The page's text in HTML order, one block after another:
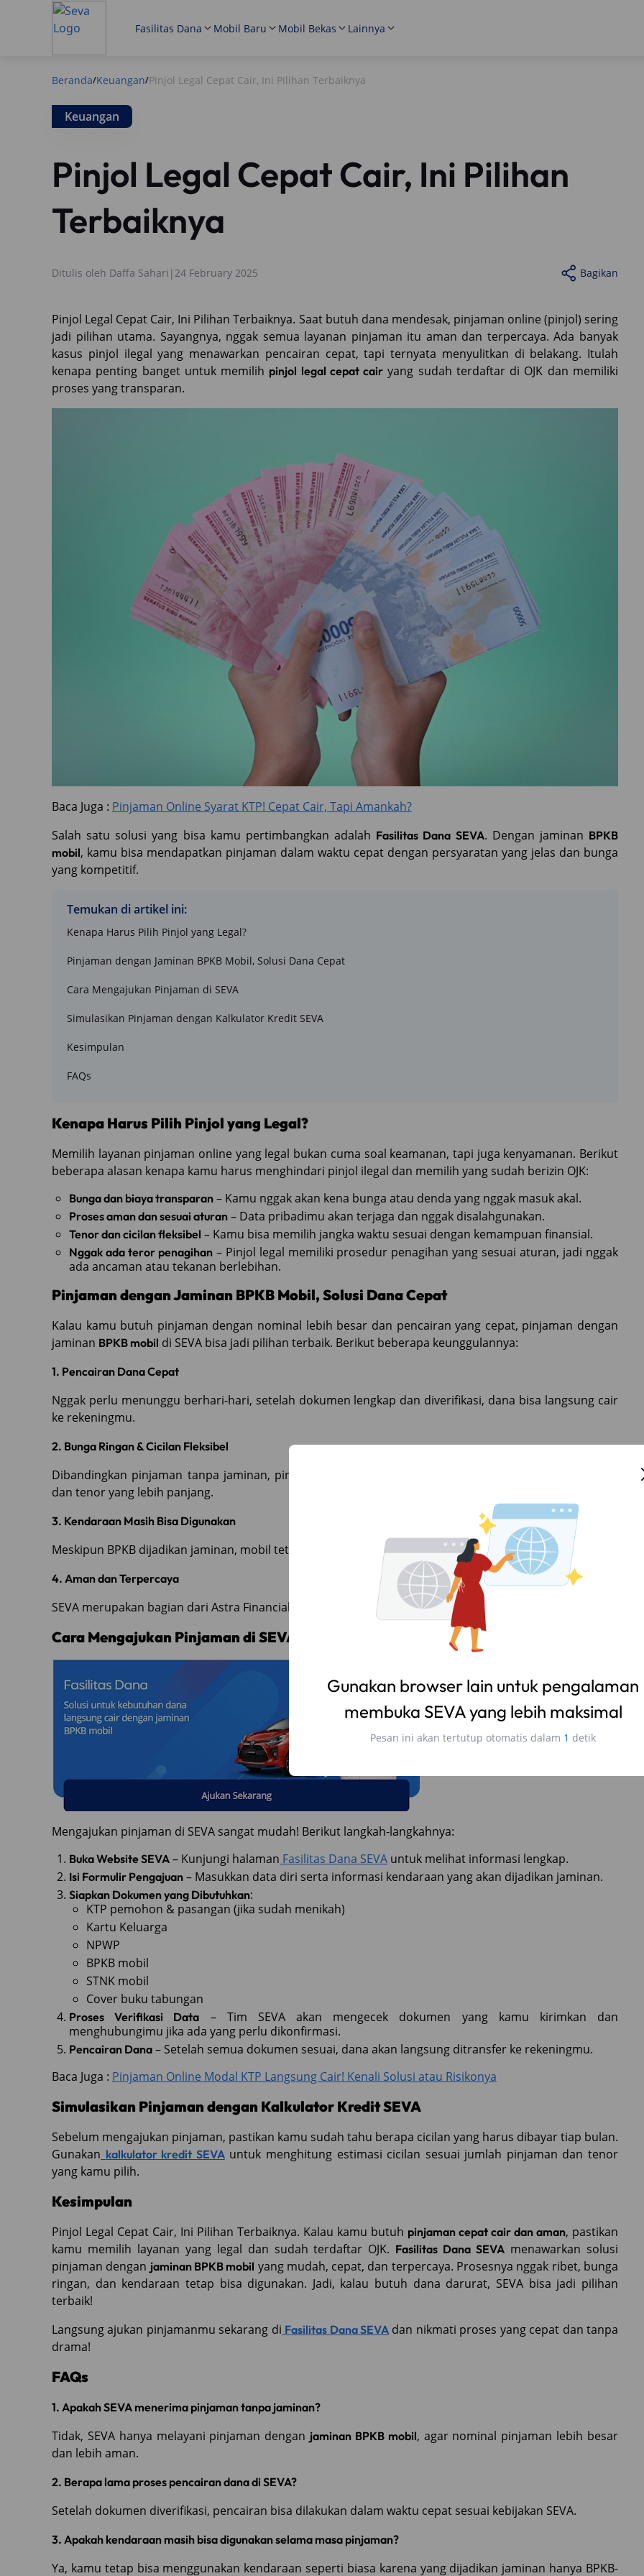
Fasilitas Dana Mobil Baru Mobil Bekas Lainnya
Beranda/Keuangan/Pinjol Legal Cepat Cair, Ini Pilihan Terbaiknya
Keuangan
Pinjol Legal Cepat Cair, Ini Pilihan
Terbaiknya
Ditulis oleh Daffa Sahari | 24 February 2025 Bagikan
Pinjol Legal Cepat Cair, Ini Pilihan Terbaiknya. Saat butuh dana mendesak, pinjaman online (pinjol) sering
jadi pilihan utama. Sayangnya, nggak semua layanan pinjaman itu aman dan terpercaya. Ada banyak
kasus pinjol ilegal yang menawarkan pencairan cepat, tapi ternyata menyulitkan di belakang. Itulah
kenapa penting banget untuk memilih pinjol legal cepat cair yang sudah terdaftar di OJK dan memiliki
proses yang transparan.
Baca Juga : Pinjaman Online Syarat KTP! Cepat Cair, Tapi Amankah?
Salah satu solusi yang bisa kamu pertimbangkan adalah Fasilitas Dana SEVA. Dengan jaminan BPKB
mobil, kamu bisa mendapatkan pinjaman dalam waktu cepat dengan persyaratan yang jelas dan bunga
yang kompetitif.
Temukan di artikel ini:
Kenapa Harus Pilih Pinjol yang Legal?
Pinjaman dengan Jaminan BPKB Mobil, Solusi Dana Cepat
Cara Mengajukan Pinjaman di SEVA
Simulasikan Pinjaman dengan Kalkulator Kredit SEVA
Kesimpulan
FAQs
Kenapa Harus Pilih Pinjol yang Legal?
Memilih layanan pinjaman online yang legal bukan cuma soal keamanan, tapi juga kenyamanan. Berikut
beberapa alasan kenapa kamu harus menghindari pinjol ilegal dan memilih yang sudah berizin OJK:
Bunga dan biaya transparan – Kamu nggak akan kena bunga atau denda yang nggak masuk akal.
Proses aman dan sesuai aturan – Data pribadimu akan terjaga dan nggak disalahgunakan.
Tenor dan cicilan fleksibel – Kamu bisa memilih jangka waktu sesuai dengan kemampuan finansial.
Nggak ada teror penagihan– Pinjol legal memiliki prosedur penagihan yang sesuai aturan, jadi nggak
ada ancaman atau tekanan berlebihan.
Pinjaman dengan Jaminan BPKB Mobil, Solusi Dana Cepat
Kalau kamu butuh pinjaman dengan nominal lebih besar dan pencairan yang cepat, pinjaman dengan
jaminan BPKB mobil di SEVA bisa jadi pilihan terbaik. Berikut beberapa keunggulannya:
1. Pencairan Dana Cepat
Nggak perlu menunggu berhari-hari, setelah dokumen lengkap dan diverifikasi, dana bisa langsung cair
ke rekeningmu.
2. Bunga Ringan & Cicilan Fleksibel
Dibandingkan pinjaman tanpa jaminan, pinjaman dengan BPKB mobil punya bunga yang lebih ringan
dan tenor yang lebih panjang.
3. Kendaraan Masih Bisa Digunakan
Meskipun BPKB dijadikan jaminan, mobil tetap bisa kamu gunakan untuk aktivitas sehari-hari.
4. Aman dan Terpercaya
SEVA merupakan bagian dari Astra Financial, yang sudah terdaftar dan diawasi oleh OJK.
Cara Mengajukan Pinjaman di SEVA
Mengajukan pinjaman di SEVA sangat mudah! Berikut langkah-langkahnya:
Buka Website SEVA – Kunjungi halaman Fasilitas Dana SEVA untuk melihat informasi lengkap.
Isi Formulir Pengajuan – Masukkan data diri serta informasi kendaraan yang akan dijadikan jaminan.
Siapkan Dokumen yang Dibutuhkan:
KTP pemohon & pasangan (jika sudah menikah)
Kartu Keluarga
NPWP
BPKB mobil
STNK mobil
Cover buku tabungan
Proses Verifikasi Data – Tim SEVA akan mengecek dokumen yang kamu kirimkan dan
menghubungimu jika ada yang perlu dikonfirmasi.
Pencairan Dana – Setelah semua dokumen sesuai, dana akan langsung ditransfer ke rekeningmu.
Baca Juga : Pinjaman Online Modal KTP Langsung Cair! Kenali Solusi atau Risikonya
Simulasikan Pinjaman dengan Kalkulator Kredit SEVA
Sebelum mengajukan pinjaman, pastikan kamu sudah tahu berapa cicilan yang harus dibayar tiap bulan.
Gunakan kalkulator kredit SEVAuntuk menghitung estimasi cicilan sesuai jumlah pinjaman dan tenor
yang kamu pilih.
Kesimpulan
Pinjol Legal Cepat Cair, Ini Pilihan Terbaiknya. Kalau kamu butuh pinjaman cepat cair dan aman, pastikan
kamu memilih layanan yang legal dan sudah terdaftar OJK. Fasilitas Dana SEVA menawarkan solusi
pinjaman dengan jaminan BPKB mobil yang mudah, cepat, dan terpercaya. Prosesnya nggak ribet, bunga
ringan, dan kendaraan tetap bisa digunakan. Jadi, kalau butuh dana darurat, SEVA bisa jadi pilihan
terbaik!
Langsung ajukan pinjamanmu sekarang di Fasilitas Dana SEVA dan nikmati proses yang cepat dan tanpa
drama!
FAQs
1. Apakah SEVA menerima pinjaman tanpa jaminan?
Tidak, SEVA hanya melayani pinjaman dengan jaminan BPKB mobil, agar nominal pinjaman lebih besar
dan lebih aman.
2. Berapa lama proses pencairan dana di SEVA?
Setelah dokumen diverifikasi, pencairan bisa dilakukan dalam waktu cepat sesuai kebijakan SEVA.
3. Apakah kendaraan masih bisa digunakan selama masa pinjaman?
Ya, kamu tetap bisa menggunakan kendaraan seperti biasa karena yang dijadikan jaminan hanya BPKB-